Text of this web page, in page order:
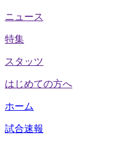
ニュース
特集
スタッツ
はじめての方へ
ホーム
試合速報